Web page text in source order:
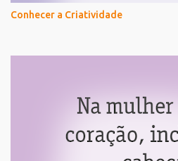
Conhecer a Criatividade